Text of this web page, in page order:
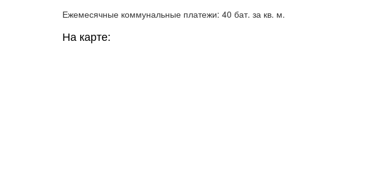
Ежемесячные коммунальные платежи: 40 бат. за кв. м.
На карте: